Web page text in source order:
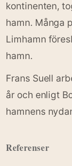
kontinenten,
hamn. Många
Limhamn
hamn.
Frans Suell
år och enligt
hamnens
Referenser